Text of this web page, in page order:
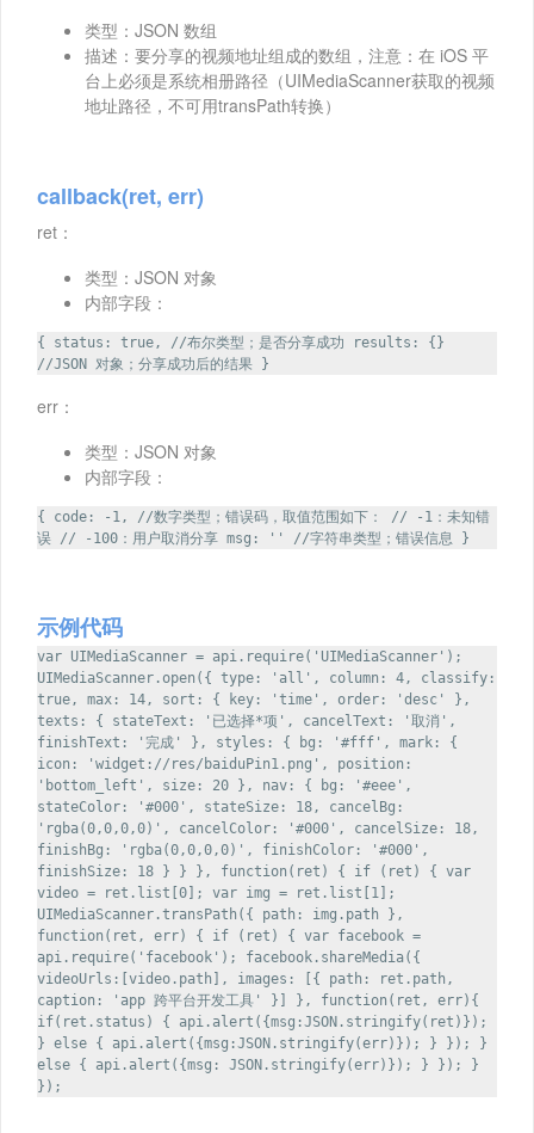
类型：JSON 数组
描述：要分享的视频地址组成的数组，注意：在 iOS 平
台上必须是系统相册路径（UIMediaScanner获取的视频
地址路径，不可用transPath转换）
callback(ret, err)
ret：
类型：JSON 对象
内部字段：
{ status: true, //布尔类型；是否分享成功 results: {}
//JSON 对象；分享成功后的结果 }
err：
类型：JSON 对象
内部字段：
{ code: -1, //数字类型；错误码，取值范围如下： // -1：未知错
误 // -100：用户取消分享 msg: '' //字符串类型；错误信息 }
示例代码
var UIMediaScanner = api.require('UIMediaScanner');
UIMediaScanner.open({ type: 'all', column: 4, classify:
true, max: 14, sort: { key: 'time', order: 'desc' },
texts: { stateText: '已选择*项', cancelText: '取消',
finishText: '完成' }, styles: { bg: '#fff', mark: {
icon: 'widget://res/baiduPin1.png', position:
'bottom_left', size: 20 }, nav: { bg: '#eee',
stateColor: '#000', stateSize: 18, cancelBg:
'rgba(0,0,0,0)', cancelColor: '#000', cancelSize: 18,
finishBg: 'rgba(0,0,0,0)', finishColor: '#000',
finishSize: 18 } } }, function(ret) { if (ret) { var
video = ret.list[0]; var img = ret.list[1];
UIMediaScanner.transPath({ path: img.path },
function(ret, err) { if (ret) { var facebook =
api.require('facebook'); facebook.shareMedia({
videoUrls:[video.path], images: [{ path: ret.path,
caption: 'app 跨平台开发工具' }] }, function(ret, err){
if(ret.status) { api.alert({msg:JSON.stringify(ret)});
} else { api.alert({msg:JSON.stringify(err)}); } }); }
else { api.alert({msg: JSON.stringify(err)}); } }); }
});